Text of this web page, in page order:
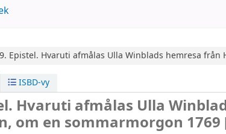
Epistel. Hvaruti afmålas Ulla Winblads hemresa
ISBD-vy
Hvaruti afmålas Ulla
om en sommarmorgon 1769